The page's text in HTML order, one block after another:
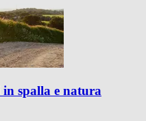
spalla e natura